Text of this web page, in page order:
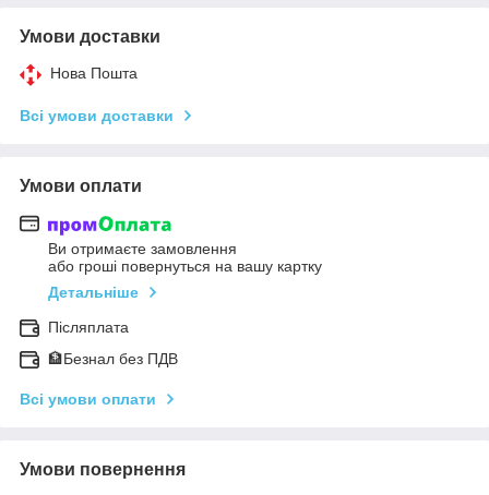
Умови доставки
Нова Пошта
Всі умови доставки
Умови оплати
Ви отримаєте замовлення
або гроші повернуться на вашу картку
Детальніше
Післяплата
🏦Безнал без ПДВ
Всі умови оплати
Умови повернення